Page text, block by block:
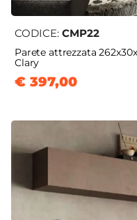
CODICE: CMP22
Parete attrezzata
Clary
€ 397,00